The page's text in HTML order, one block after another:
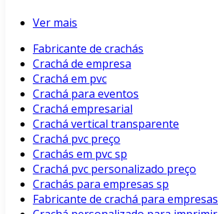
Ver mais
Fabricante de crachás
Crachá de empresa
Crachá em pvc
Crachá para eventos
Crachá empresarial
Crachá vertical transparente
Crachá pvc preço
Crachás em pvc sp
Crachá pvc personalizado preço
Crachás para empresas sp
Fabricante de crachá para empresas